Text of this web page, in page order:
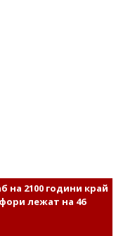
на 2100 години край
лежат на 46